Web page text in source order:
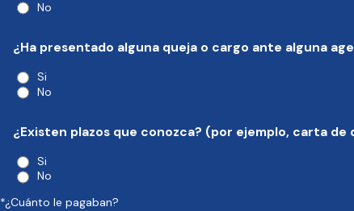
No
¿Ha presentado alguna queja o cargo ante alguna
Si
No
¿Existen plazos que conozca? (por ejemplo, carta
Si
No
*¿Cuánto le pagaban?